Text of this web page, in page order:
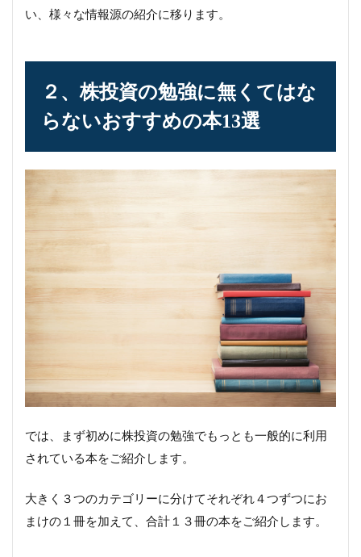
い、様々な情報源の紹介に移ります。
２、株投資の勉強に無くてはな
らないおすすめの本13選
では、まず初めに株投資の勉強でもっとも一般的に利用
されている本をご紹介します。
大きく３つのカテゴリーに分けてそれぞれ４つずつにお
まけの１冊を加えて、合計１３冊の本をご紹介します。